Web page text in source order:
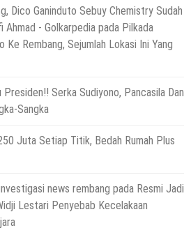
Dico Ganinduto Sebuy Chemistry Sudah
Ahmad - Golkarpedia pada Pilkada
Ke Rembang, Sejumlah Lokasi Ini Yang
Presiden!! Serka Sudiyono, Pancasila Dan
Sangka
Juta Setiap Titik, Bedah Rumah Plus
news rembang pada Resmi Jadi
Lestari Penyebab Kecelakaan